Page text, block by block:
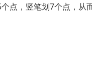
点，竖笔划7个点，从